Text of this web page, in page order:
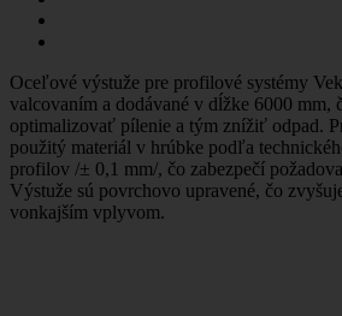
Oceľové výstuže pre profilové systémy
valcovaním a dodávané v dĺžke 6000 mm,
optimalizovať pílenie a tým znížiť odpad.
použitý materiál v hrúbke podľa
profilov /± 0,1 mm/, čo zabezpečí
Výstuže sú povrchovo upravené, čo
vonkajším vplyvom.